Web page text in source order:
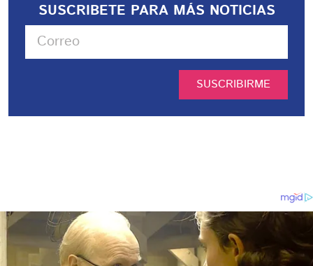
SUSCRIBETE PARA MÁS NOTICIAS
SUSCRIBIRME